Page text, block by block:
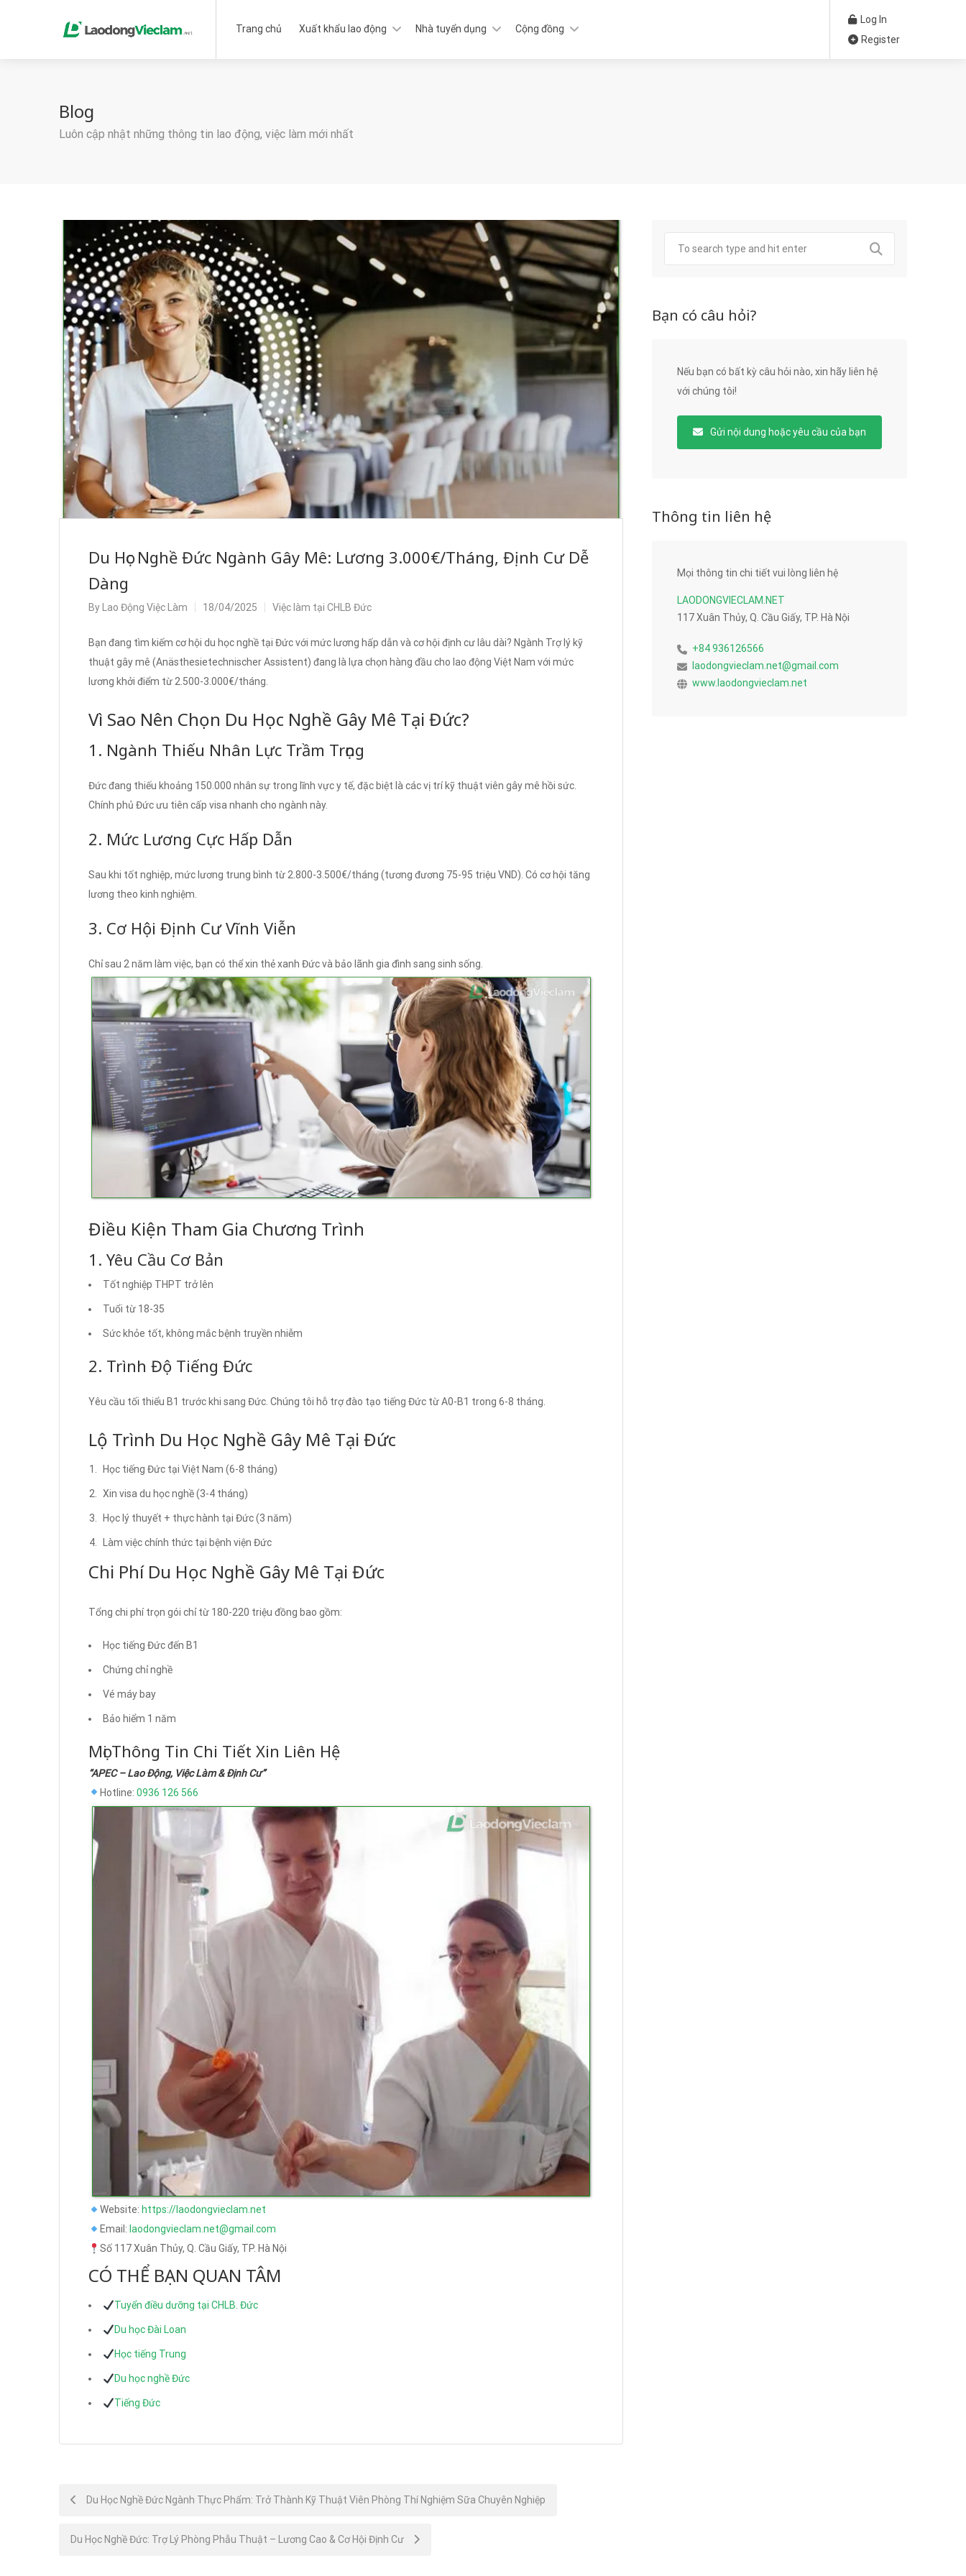
Trang chủ Xuất khẩu lao động Nhà tuyển dụng Cộng đồng
Log In
Register
Blog
Luôn cập nhật những thông tin lao động, việc làm mới nhất
Du Học Nghề Đức Ngành Gây Mê: Lương 3.000€/Tháng, Định Cư Dễ
Dàng
By Lao Động Việc Làm 18/04/2025 Việc làm tại CHLB Đức
Bạn đang tìm kiếm cơ hội du học nghề tại Đức với mức lương hấp dẫn và cơ hội định cư lâu dài? Ngành Trợ lý kỹ
thuật gây mê (Anästhesietechnischer Assistent) đang là lựa chọn hàng đầu cho lao động Việt Nam với mức
lương khởi điểm từ 2.500-3.000€/tháng.
Vì Sao Nên Chọn Du Học Nghề Gây Mê Tại Đức?
1. Ngành Thiếu Nhân Lực Trầm Trọng
Đức đang thiếu khoảng 150.000 nhân sự trong lĩnh vực y tế, đặc biệt là các vị trí kỹ thuật viên gây mê hồi sức.
Chính phủ Đức ưu tiên cấp visa nhanh cho ngành này.
2. Mức Lương Cực Hấp Dẫn
Sau khi tốt nghiệp, mức lương trung bình từ 2.800-3.500€/tháng (tương đương 75-95 triệu VND). Có cơ hội tăng
lương theo kinh nghiệm.
3. Cơ Hội Định Cư Vĩnh Viễn
Chỉ sau 2 năm làm việc, bạn có thể xin thẻ xanh Đức và bảo lãnh gia đình sang sinh sống.
Điều Kiện Tham Gia Chương Trình
1. Yêu Cầu Cơ Bản
Tốt nghiệp THPT trở lên
Tuổi từ 18-35
Sức khỏe tốt, không mắc bệnh truyền nhiễm
2. Trình Độ Tiếng Đức
Yêu cầu tối thiểu B1 trước khi sang Đức. Chúng tôi hỗ trợ đào tạo tiếng Đức từ A0-B1 trong 6-8 tháng.
Lộ Trình Du Học Nghề Gây Mê Tại Đức
Học tiếng Đức tại Việt Nam (6-8 tháng)
Xin visa du học nghề (3-4 tháng)
Học lý thuyết + thực hành tại Đức (3 năm)
Làm việc chính thức tại bệnh viện Đức
Chi Phí Du Học Nghề Gây Mê Tại Đức
Tổng chi phí trọn gói chỉ từ 180-220 triệu đồng bao gồm:
Học tiếng Đức đến B1
Chứng chỉ nghề
Vé máy bay
Bảo hiểm 1 năm
Mọi Thông Tin Chi Tiết Xin Liên Hệ
“APEC – Lao Động, Việc Làm & Định Cư”
Hotline: 0936 126 566
Website: https://laodongvieclam.net
Email: laodongvieclam.net@gmail.com
Số 117 Xuân Thủy, Q. Cầu Giấy, TP. Hà Nội
CÓ THỂ BẠN QUAN TÂM
Tuyển điều dưỡng tại CHLB. Đức
Du học Đài Loan
Học tiếng Trung
Du học nghề Đức
Tiếng Đức
Post
navigation
Du Học Nghề Đức Ngành Thực Phẩm: Trở Thành Kỹ Thuật Viên Phòng Thí Nghiệm Sữa Chuyên Nghiệp
Du Học Nghề Đức: Trợ Lý Phòng Phẫu Thuật – Lương Cao & Cơ Hội Định Cư
Bạn có câu hỏi?
Nếu bạn có bất kỳ câu hỏi nào, xin hãy liên hệ
với chúng tôi!
Gửi nội dung hoặc yêu cầu của bạn
Thông tin liên hệ
Mọi thông tin chi tiết vui lòng liên hệ
LAODONGVIECLAM.NET
117 Xuân Thủy, Q. Cầu Giấy, TP. Hà Nội
+84 936126566
laodongvieclam.net@gmail.com
www.laodongvieclam.net